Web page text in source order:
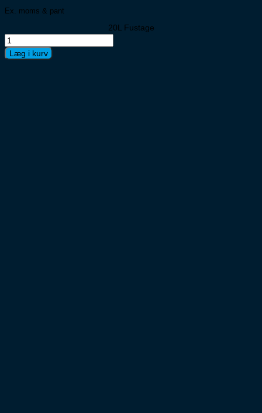
Ex. moms & pant
20L Fustage
Nørrebro
Bryghus
Ravnsborg
Læg i kurv